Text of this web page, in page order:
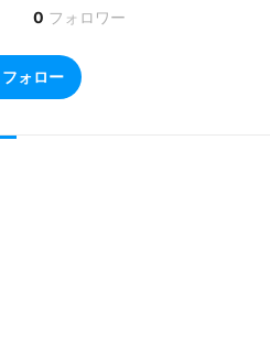
0 フォロワー
フォロー